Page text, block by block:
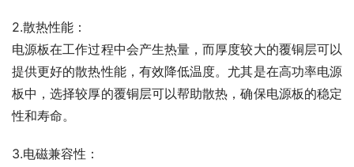
2.散热性能：
电源板在工作过程中会产生热量，而厚度较大的覆铜层可以
提供更好的散热性能，有效降低温度。尤其是在高功率电源
板中，选择较厚的覆铜层可以帮助散热，确保电源板的稳定
性和寿命。
3.电磁兼容性：